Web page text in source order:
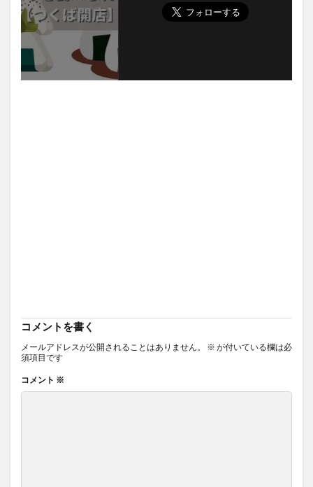
コメントを書く
メールアドレスが公開されることはありません。 ※ が付いている欄は必
須項目です
コメント ※